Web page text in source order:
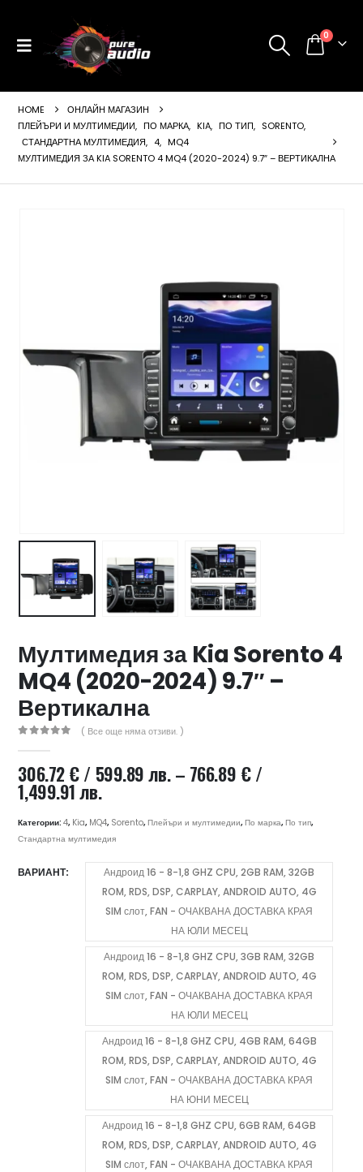
0
HOME
ОНЛАЙН МАГАЗИН
ПЛЕЙЪРИ И МУЛТИМЕДИИ, ПО МАРКА, KIA, ПО ТИП, SORENTO,
СТАНДАРТНА МУЛТИМЕДИЯ, 4, MQ4
МУЛТИМЕДИЯ ЗА KIA SORENTO 4 MQ4 (2020-2024) 9.7″ – ВЕРТИКАЛНА
Мултимедия за Kia Sorento 4
MQ4 (2020-2024) 9.7″ –
Вертикална
( Все още няма отзиви. )
306.72€/ 599.89 лв.– 766.89 €/
1,499.91 лв.Price
range:
306.72 €
/
599.89 лв.
through
766.89 €
/
1,499.91 лв.
Категории:4, Kia, MQ4, Sorento,Плейъри и мултимедии,По марка,По тип,
Стандартна мултимедия
ВАРИАНТ
Андроид 16 - 8-1,8 GHZ CPU, 2GB RAM, 32GB
ROM, RDS, DSP, CARPLAY, ANDROID AUTO, 4G
SIM слот, FAN - ОЧАКВАНА ДОСТАВКА КРАЯ
НА ЮЛИ МЕСЕЦ
Андроид 16 - 8-1,8 GHZ CPU, 3GB RAM, 32GB
ROM, RDS, DSP, CARPLAY, ANDROID AUTO, 4G
SIM слот, FAN - ОЧАКВАНА ДОСТАВКА КРАЯ
НА ЮЛИ МЕСЕЦ
Андроид 16 - 8-1,8 GHZ CPU, 4GB RAM, 64GB
ROM, RDS, DSP, CARPLAY, ANDROID AUTO, 4G
SIM слот, FAN - ОЧАКВАНА ДОСТАВКА КРАЯ
НА ЮНИ МЕСЕЦ
Андроид 16 - 8-1,8 GHZ CPU, 6GB RAM, 64GB
ROM, RDS, DSP, CARPLAY, ANDROID AUTO, 4G
SIM слот, FAN - ОЧАКВАНА ДОСТАВКА КРАЯ